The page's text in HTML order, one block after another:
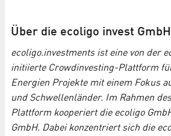
Über die ecoligo invest GmbH
ecoligo.investments ist eine von der
initiierte Crowdinvesting-Plattform
Energien Projekte mit einem Fokus
und Schwellenländer. Im Rahmen
Plattform kooperiert die ecoligo
GmbH. Dabei konzentriert sich die